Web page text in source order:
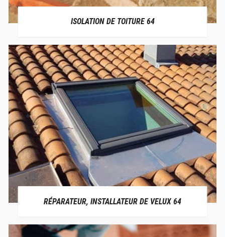
ISOLATION DE TOITURE 64
RÉPARATEUR, INSTALLATEUR DE VELUX 64